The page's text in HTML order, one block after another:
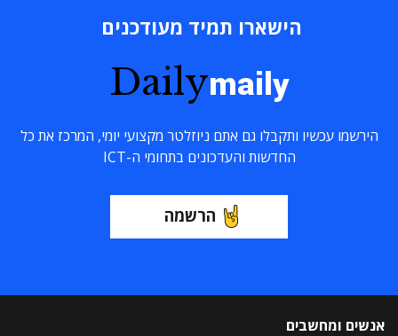
הישארו תמיד מעודכנים
Dailymaily
הירשמו עכשיו ותקבלו גם אתם ניוזלטר מקצועי יומי, המרכז את כל
החדשות והעדכונים בתחומי ה-ICT
הרשמה
אנשים ומחשבים